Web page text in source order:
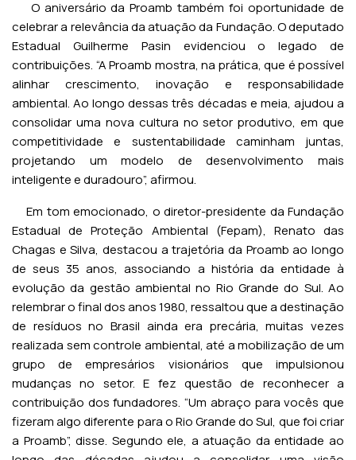
O aniversário da Proamb também foi oportunidade de
celebrar a relevância da atuação da Fundação. O deputado
Estadual Guilherme Pasin evidenciou o legado de
contribuições. “A Proamb mostra, na prática, que é possível
alinhar crescimento, inovação e responsabilidade
ambiental. Ao longo dessas três décadas e meia, ajudou a
consolidar uma nova cultura no setor produtivo, em que
competitividade e sustentabilidade caminham juntas,
projetando um modelo de desenvolvimento mais
inteligente e duradouro”, afirmou.
Em tom emocionado, o diretor-presidente da Fundação
Estadual de Proteção Ambiental (Fepam), Renato das
Chagas e Silva, destacou a trajetória da Proamb ao longo
de seus 35 anos, associando a história da entidade à
evolução da gestão ambiental no Rio Grande do Sul. Ao
relembrar o final dos anos 1980, ressaltou que a destinação
de resíduos no Brasil ainda era precária, muitas vezes
realizada sem controle ambiental, até a mobilização de um
grupo de empresários visionários que impulsionou
mudanças no setor. E fez questão de reconhecer a
contribuição dos fundadores. “Um abraço para vocês que
fizeram algo diferente para o Rio Grande do Sul, que foi criar
a Proamb”, disse. Segundo ele, a atuação da entidade ao